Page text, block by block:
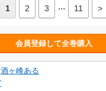
1 2 3 ... 11 >
会員登録して全巻購入
酒ヶ峰ある